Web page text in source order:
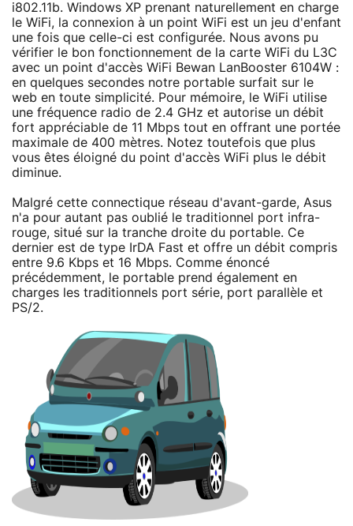
i802.11b. Windows XP prenant naturellement en charge
le WiFi, la connexion à un point WiFi est un jeu d'enfant
une fois que celle-ci est configurée. Nous avons pu
vérifier le bon fonctionnement de la carte WiFi du L3C
avec un point d'accès WiFi Bewan LanBooster 6104W :
en quelques secondes notre portable surfait sur le
web en toute simplicité. Pour mémoire, le WiFi utilise
une fréquence radio de 2.4 GHz et autorise un débit
fort appréciable de 11 Mbps tout en offrant une portée
maximale de 400 mètres. Notez toutefois que plus
vous êtes éloigné du point d'accès WiFi plus le débit
diminue.
Malgré cette connectique réseau d'avant-garde, Asus
n'a pour autant pas oublié le traditionnel port infra-
rouge, situé sur la tranche droite du portable. Ce
dernier est de type IrDA Fast et offre un débit compris
entre 9.6 Kbps et 16 Mbps. Comme énoncé
précédemment, le portable prend également en
charges les traditionnels port série, port parallèle et
PS/2.